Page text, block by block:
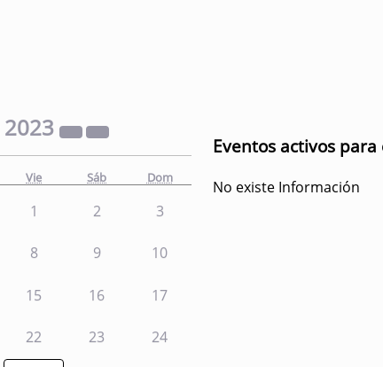
2023
Vie Sáb Dom
1 2 3
8 9 10
15 16 17
22 23 24
Eventos activos
No existe Información